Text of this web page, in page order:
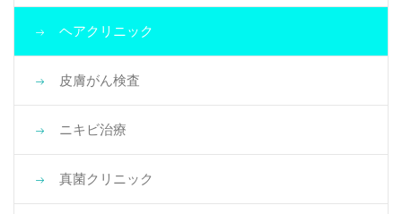
ヘアクリニック
皮膚がん検査
ニキビ治療
真菌クリニック